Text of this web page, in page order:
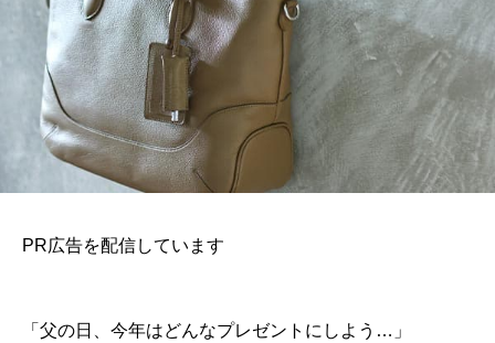
PR広告を配信しています
「父の日、今年はどんなプレゼントにしよう…」